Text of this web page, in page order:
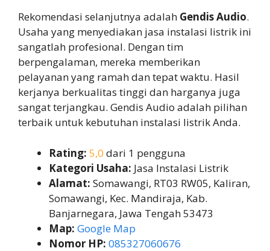
Rekomendasi selanjutnya adalah Gendis Audio.
Usaha yang menyediakan jasa instalasi listrik ini
sangatlah profesional. Dengan tim
berpengalaman, mereka memberikan
pelayanan yang ramah dan tepat waktu. Hasil
kerjanya berkualitas tinggi dan harganya juga
sangat terjangkau. Gendis Audio adalah pilihan
terbaik untuk kebutuhan instalasi listrik Anda.
Rating: 5,0 dari 1 pengguna
Kategori Usaha: Jasa Instalasi Listrik
Alamat: Somawangi, RT03 RW05, Kaliran,
Somawangi, Kec. Mandiraja, Kab.
Banjarnegara, Jawa Tengah 53473
Map: Google Map
Nomor HP: 085327060676